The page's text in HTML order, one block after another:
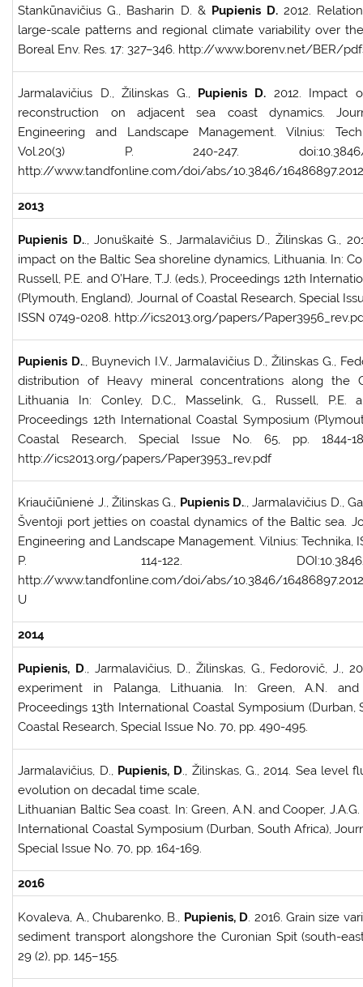
Stankūnavičius G., Basharin D. & Pupienis D.2012.
large-scale patterns and regional climate variability over
Boreal Env. Res. 17: 327–346. http://www.borenv.net/BER/
Jarmalavičius D., Žilinskas G., Pupienis D. 2012. Impact
reconstruction on adjacent sea coast dynamics.
Engineering and Landscape Management. Vilnius:
Vol.20(3) P. 240-247. doi:10.3846/
http://www.tandfonline.com/doi/abs/10.3846/
2013
Pupienis D.., Jonuškaitė S., Jarmalavičius D., Žilinskas G.,
impact on the Baltic Sea shoreline dynamics, Lithuania. In:
Russell, P.E. and O’Hare, T.J. (eds.), Proceedings 12th
(Plymouth, England), Journal of Coastal Research, Special
ISSN 0749-0208. http://ics2013.org/papers/
Pupienis D.., Buynevich I.V., Jarmalavičius D., Žilinskas G.,
distribution of Heavy mineral concentrations along the
Lithuania In: Conley, D.C., Masselink, G., Russell, P.E.
Proceedings 12th International Coastal Symposium
Coastal Research, Special Issue No. 65, pp. 1844-
http://ics2013.org/papers/Paper3953_rev.pdf
Kriaučiūnienė J., Žilinskas G., Pupienis D.., Jarmalavičius D.,
Šventoji port jetties on coastal dynamics of the Baltic sea.
Engineering and Landscape Management. Vilnius: Technika,
P. 114-122. DOI:10.3846/
http://www.tandfonline.com/doi/abs/10.3846/
U
2014
Pupienis, D., Jarmalavičius, D., Žilinskas, G., Fedorovič, J.,
experiment in Palanga, Lithuania. In: Green, A.N. and
Proceedings 13th International Coastal Symposium (Durban,
Coastal Research, Special Issue No. 70, pp. 490-495.
Jarmalavičius, D., Pupienis, D., Žilinskas, G., 2014. Sea level
evolution on decadal time scale,
Lithuanian Baltic Sea coast. In: Green, A.N. and Cooper,
International Coastal Symposium (Durban, South Africa),
Special Issue No. 70, pp. 164-169.
2016
Kovaleva, A., Chubarenko, B., Pupienis, D. 2016. Grain size
sediment transport alongshore the Curonian Spit (south-
29 (2), pp. 145–155.